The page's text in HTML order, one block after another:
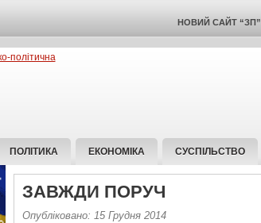
НОВИЙ САЙТ “ЗП”
ПОЛІТИКА ЕКОНОМІКА СУСПІЛЬСТВО
ЗАВЖДИ ПОРУЧ
Опубліковано: 15 Грудня 2014